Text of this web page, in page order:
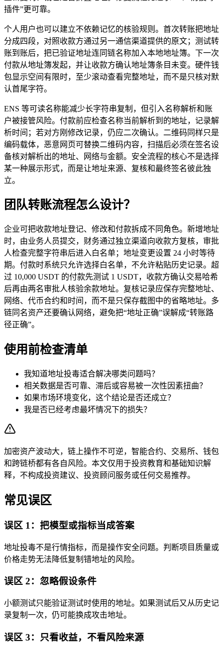
插件”更可靠。
个人用户也可以建立不依赖记忆的核验规则。首次转账把地址
分成四段，对照收款方通过另一通信渠道提供的原文；测试转
账到账后，把已验证地址连同链名称加入本地地址簿。下一次
付款从地址簿发起，并让收款方确认地址簿条目未变。硬件钱
包显示空间有限时，至少滚动查看完整地址，而不是只核对默
认首尾字符。
ENS 等可读名称能减少长字符串复制，但引入名称解析和账
户被接管风险。付款前应检查名称当前解析到的地址，记录解
析时间；若对方刚修改记录，仍应二次确认。二维码同样只是
编码载体，恶意网页可替换二维码内容，扫描后必须在签名设
备核对解析出的地址、网络与金额。安全流程的核心不是选择
某一种展示形式，而是让地址来源、复核和最终签名彼此独
立。
团队转账流程怎么设计？
企业可把收款地址登记、修改和付款拆成不同角色。新增地址
时，由业务人员提交，财务通过独立渠道向收款方复核，审批
人检查完整字符串后进入白名单；地址变更设置 24 小时等待
期。付款时系统只允许选择白名单，不允许粘贴历史记录。超
过 10,000 USDT 的付款先测试 1 USDT，收款方确认交易哈希
后再由两名审批人核验余款地址。复核记录应保存完整地址、
网络、代币合约和时间，而不是只保存截图中的省略地址。多
链同名资产还要确认网络，避免把“地址正确”误解成“转账路
径正确”。
使用前检查清单
我知道地址投毒适合解决哪类问题吗？
相关数据是否可靠、滞后或容易被一次性因素扭曲？
如果市场环境变化，这个结论是否还成立？
我是否已经考虑最坏情况下的损失？
加密资产波动大，链上操作不可逆，智能合约、交易所、钱包
和跨链桥都有各自风险。本文仅用于投资教育和基础知识解
释，不构成投资建议、投资顾问服务或任何交易推荐。
常见误区
误区 1：把模型或指标当成答案
地址投毒不是行情指标，而是操作安全问题。判断项目质量或
价格走势无法降低复制错地址的风险。
误区 2：忽略假设条件
小额测试只能验证测试时使用的地址。如果测试后又从历史记
录复制一次，仍可能换成攻击地址。
误区 3：只看收益，不看风险来源